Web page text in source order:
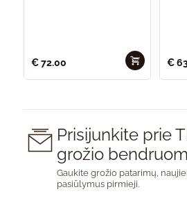
€72.00 €
Prisijunkite prie
grožio
Gaukite grožio patarimų,
pasiūlymus pirmieji.